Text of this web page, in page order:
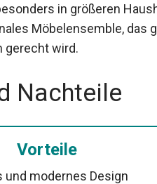
in größeren
Möbelensemble, das
gerecht wird.
Nachteile
Vorteile
und modernes Design